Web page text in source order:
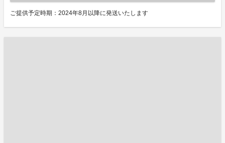
ご提供予定時期：2024年8月以降に発送いたします